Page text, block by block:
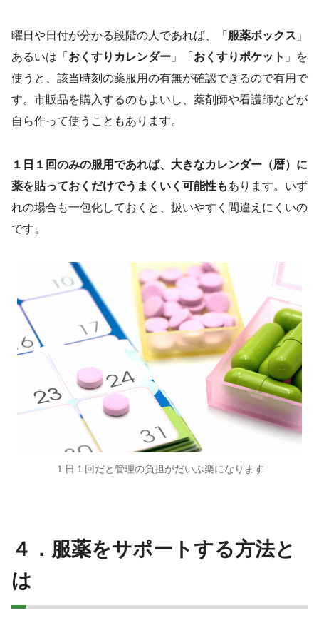
曜日や日付が分かる段階の人であれば、「 服薬ボックス 」
あるいは「 おくすりカレンダー 」「 おくすりポケット 」を
使うと、該当時刻の薬服用の有無が確認できるので有用で
す。市販品を購入するのもよいし、薬剤師や看護師などが
自ら作って使うこともあります。
１日１回のみの服用であれば、大きなカレンダー（暦）に
薬を貼っておくだけでうまくいく可能性もあります。いず
れの場合も一包化しておくと、扱いやすく間違えにくいの
です。
１日１回だと管理の負担がだいぶ楽になります
４．服薬をサポートする方法と
は